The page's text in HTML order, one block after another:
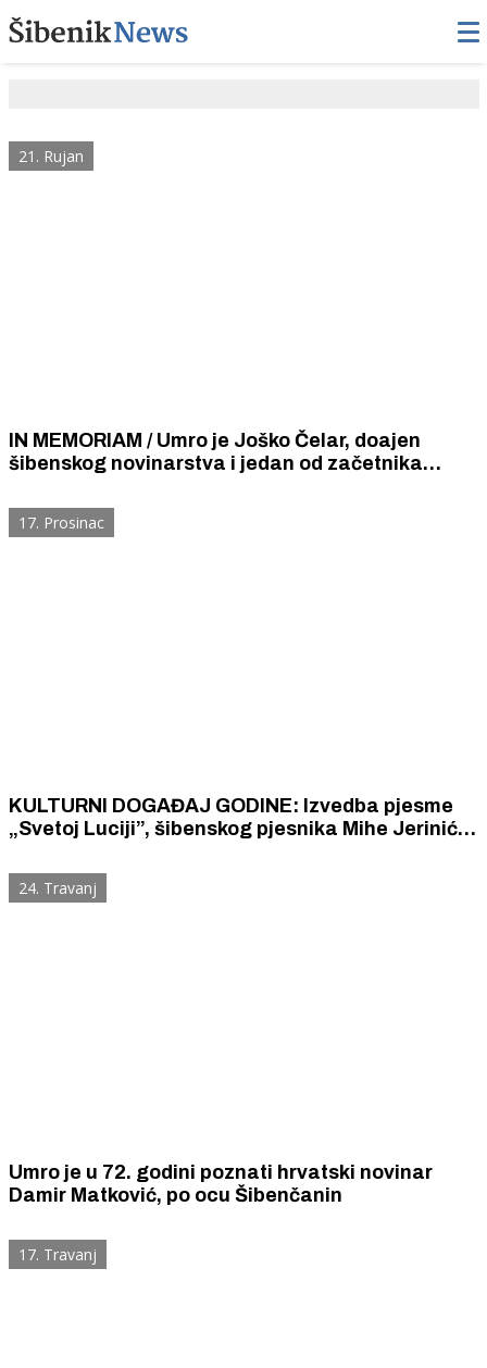
21. Rujan
IN MEMORIAM / Umro je Joško Čelar, doajen
šibenskog novinarstva i jedan od začetnika
17. Prosinac
KULTURNI DOGAĐAJ GODINE: Izvedba pjesme
„Svetoj Luciji”, šibenskog pjesnika Mihe Jerinića,
izveden pred sud zbog ljubavi prema Hrvatskoj
24. Travanj
Umro je u 72. godini poznati hrvatski novinar
Damir Matković, po ocu Šibenčanin
17. Travanj